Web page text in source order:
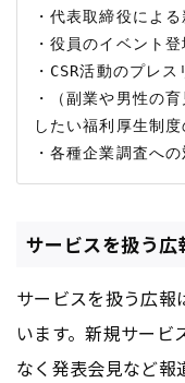
・代表取締役によ
・役員のイベント
・CSR活動のプレ
・（副業や男性の
したい福利厚生制
サービスを扱う広
サービスを扱う広報
います。新規サービ
なく発表会見など報